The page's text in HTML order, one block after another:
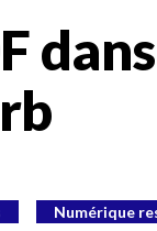
Numérique